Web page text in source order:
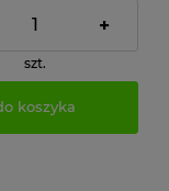
+
szt.
koszyka